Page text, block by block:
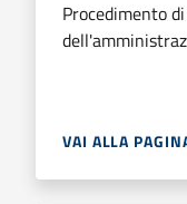
Procedimento
VAI ALLA